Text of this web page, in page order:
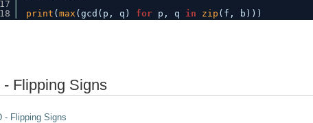
17
18
print (max (gcd(p, q) for p, q in zip (f, b)))
- Flipping Signs
- Flipping Signs